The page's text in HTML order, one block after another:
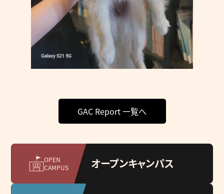
GAC Report 一覧へ
OPEN
CAMPUS
オープンキャンパス